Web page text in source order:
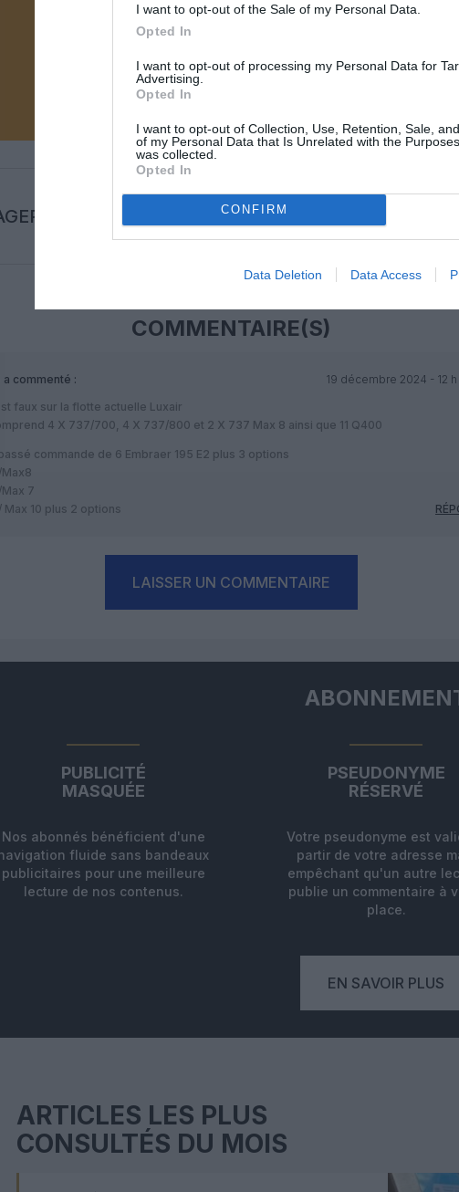
I want to opt-out of the Sale of my Personal Data.
Opted In
I want to opt-out of processing my Personal Data for
Advertising.
Opted In
I want to opt-out of Collection, Use, Retention, Sale,
of my Personal Data that Is Unrelated with the
was collected.
Opted In
CONFIRM
Data Deletion Data Access
Soutenez-nous, faites un don !
NOUS SOUTENIR
L'ARTICLE
COMMENTAIRE(S)
a commenté :
19 décembre 2024 - 12
faux sur la flotte actuelle Luxair
4 X 737/700, 4 X 737/800 et 2 X 737 Max 8 ainsi que 11 Q400
commande de 6 Embraer 195 E2 plus 3 options
7
Max 10 plus 2 options
LAISSER UN COMMENTAIRE
PUBLICITÉ
MASQUÉE
Nos abonnés bénéficient d'une
fluide sans bandeaux
publicitaires pour une meilleure
lecture de nos contenus.
PSEUDONYME
RÉSERVÉ
Votre pseudonyme est
partir de votre adresse
empêchant qu'un autre
publie un commentaire à
place.
EN SAVOIR PLUS
ARTICLES LES PLUS
CONSULTÉS DU MOIS